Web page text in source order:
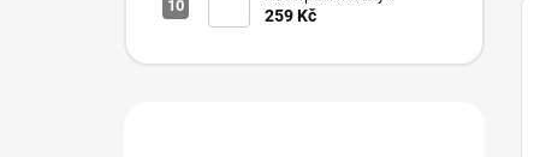
FiberBrite Spa Ball pro
259 Kč